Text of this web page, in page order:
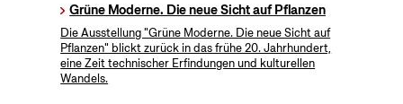
Grüne Moderne. Die neue Sicht auf Pflanzen
Die Ausstellung "Grüne Moderne. Die neue Sicht auf
Pflanzen" blickt zurück in das frühe 20. Jahrhundert,
eine Zeit technischer Erfindungen und kulturellen
Wandels.